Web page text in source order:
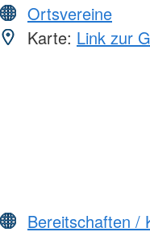
Ortsvereine
Karte: Link zur
Bereitschaften /